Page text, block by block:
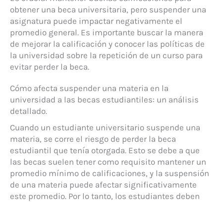
obtener una beca universitaria, pero suspender una
asignatura puede impactar negativamente el
promedio general. Es importante buscar la manera
de mejorar la calificación y conocer las políticas de
la universidad sobre la repetición de un curso para
evitar perder la beca.
Cómo afecta suspender una materia en la
universidad a las becas estudiantiles: un análisis
detallado.
Cuando un estudiante universitario suspende una
materia, se corre el riesgo de perder la beca
estudiantil que tenía otorgada. Esto se debe a que
las becas suelen tener como requisito mantener un
promedio mínimo de calificaciones, y la suspensión
de una materia puede afectar significativamente
este promedio. Por lo tanto, los estudiantes deben